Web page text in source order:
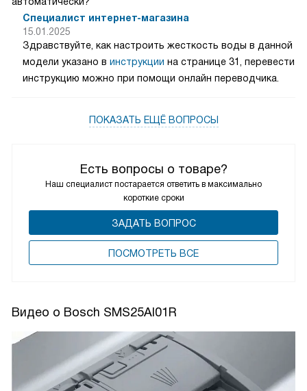
Есть вопросы о товаре?
Наш специалист постарается ответить в максимально
короткие сроки
ЗАДАТЬ ВОПРОС
ПОCМОТРЕТЬ ВСЕ
Специалист интернет-магазина
15.01.2025
Здравствуйте, как настроить жесткость воды в данной
модели указано в инструкции на странице 31, перевести
инструкцию можно при помощи онлайн переводчика.
ПОКАЗАТЬ ЕЩЁ ВОПРОСЫ
Видео о Bosch SMS25AI01R